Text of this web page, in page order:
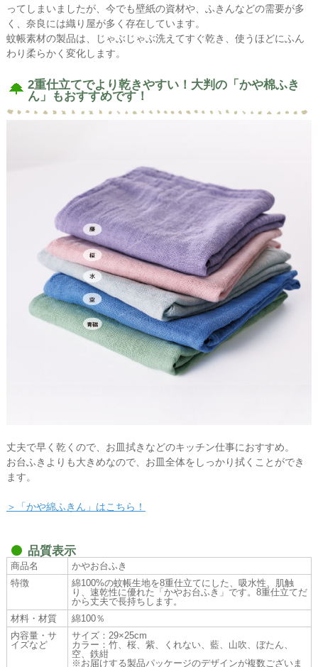
ってしまいましたが、今でも壁紙の資材や、ふきんなどの需要が多
く、奈良には織り屋が多く存在しています。
蚊帳素材の製品は、じゃぶじゃぶ洗えてすぐ乾き、使うほどにふん
わり柔らかく変化します。
2重仕立てでより乾きやすい！大判の「かや棉ふき
ん」もおすすめです！
丈夫で早く乾くので、お皿拭きなどのキッチン仕事におすすめ。
お台ふきよりも大きめなので、お皿全体をしっかり拭くことができ
ます。
＞「かや綿ふきん」はこちら！
品質表示
商品名
かやお台ふき
特徴
綿100%の蚊帳生地を8重仕立てにした、吸水性、肌触
り、速乾性に優れた「かやお台ふき」です。8重仕立てだ
から丈夫で長持ちします。
材料・材質
綿100％
内容量・サ
イズなど
サイズ：29×25cm
カラー：竹、桜、紫、くれない、藍、山吹、ぼたん、
空、鉄紺
※お届けする製品パッケージのデザインが複数ございま